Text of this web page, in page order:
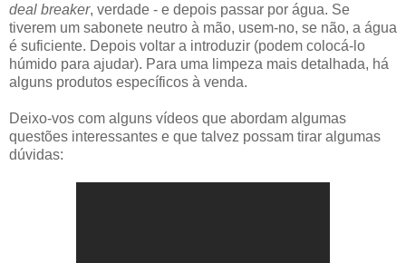
deal breaker, verdade - e depois passar por água. Se
tiverem um sabonete neutro à mão, usem-no, se não, a água
é suficiente. Depois voltar a introduzir (podem colocá-lo
húmido para ajudar). Para uma limpeza mais detalhada, há
alguns produtos específicos à venda.
Deixo-vos com alguns vídeos que abordam algumas
questões interessantes e que talvez possam tirar algumas
dúvidas: